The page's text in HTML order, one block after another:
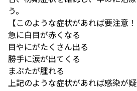
う。
【このような症状があれば要注意！
急に白目が赤くなる
目やにがたくさん出る
勝手に涙が出てくる
まぶたが腫れる
上記のような症状があれば感染が